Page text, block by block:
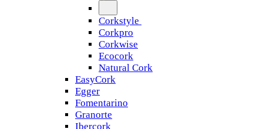
Corkstyle
Corkpro
Corkwise
Ecocork
Natural Cork
EasyCork
Egger
Fomentarino
Granorte
Ibercork